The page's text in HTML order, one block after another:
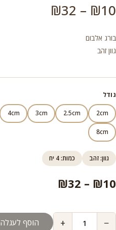
₪10
–
₪32
עד
בורג אלבום
גוון זהב
גודל
2cm
2.5cm
3cm
4cm
8cm
גוון: זהב כמות: 4 יח
₪10
–
₪32
−
+ הוסף לעגלה